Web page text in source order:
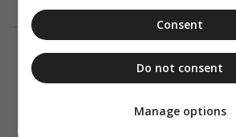
Consent
Do not consent
Manage options